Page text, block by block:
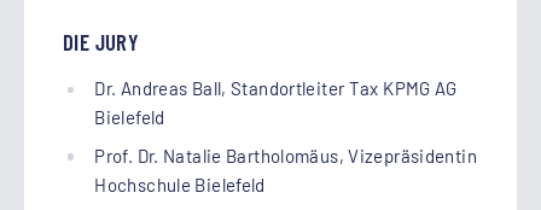
DIE JURY
Dr. Andreas Ball, Standortleiter Tax KPMG AG
Bielefeld
Prof. Dr. Natalie Bartholomäus, Vizepräsidentin
Hochschule Bielefeld